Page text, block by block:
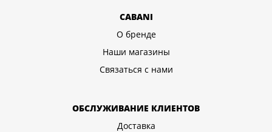
CABANI
О бренде
Наши магазины
Связаться с нами
ОБСЛУЖИВАНИЕ КЛИЕНТОВ
Доставка